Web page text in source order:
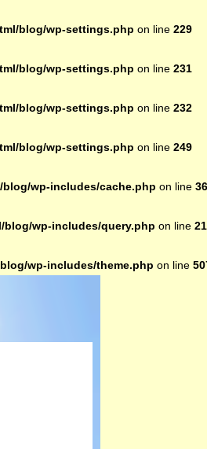
blog/wp-settings.php on line 229
blog/wp-settings.php on line 231
blog/wp-settings.php on line 232
blog/wp-settings.php on line 249
wp-includes/cache.php on line 36
blog/wp-includes/query.php on line 21
wp-includes/theme.php on line